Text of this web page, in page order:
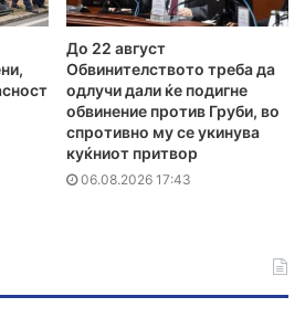
До 22 август
Обвинителството треба да
одлучи дали ќе подигне
обвинение против Груби, во
спротивно му се укинува
куќниот притвор
06.08.2026 17:43